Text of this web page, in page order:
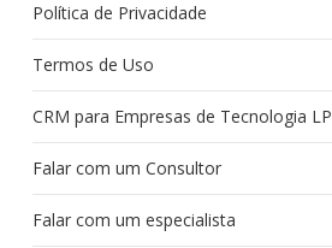
Política de Privacidade
Termos de Uso
CRM para Empresas de Tecnologia LP
Falar com um Consultor
Falar com um especialista